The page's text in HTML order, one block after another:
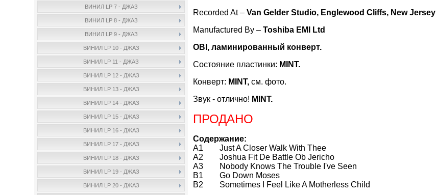
ВИНИЛ LP 7 - ДЖАЗ
ВИНИЛ LP 8 - ДЖАЗ
ВИНИЛ LP 9 - ДЖАЗ
ВИНИЛ LP 10 - ДЖАЗ
ВИНИЛ LP 11 - ДЖАЗ
ВИНИЛ LP 12 - ДЖАЗ
ВИНИЛ LP 13 - ДЖАЗ
ВИНИЛ LP 14 - ДЖАЗ
ВИНИЛ LP 15 - ДЖАЗ
ВИНИЛ LP 16 - ДЖАЗ
ВИНИЛ LP 17 - ДЖАЗ
ВИНИЛ LP 18 - ДЖАЗ
ВИНИЛ LP 19 - ДЖАЗ
ВИНИЛ LP 20 - ДЖАЗ
Recorded At –Van Gelder Studio, Englewood Cliffs, New Jersey
Manufactured By –Toshiba EMI Ltd
OBI, ламинированный конверт.
Состояние пластинки: MINT.
Конверт: MINT,см. фото.
Звук - отлично! MINT.
ПРОДАНО
Содержание:
A1 Just A Closer Walk With Thee
A2 Joshua Fit De Battle Ob Jericho
A3 Nobody Knows The Trouble I've Seen
B1 Go Down Moses
B2 Sometimes I Feel Like A Motherless Child